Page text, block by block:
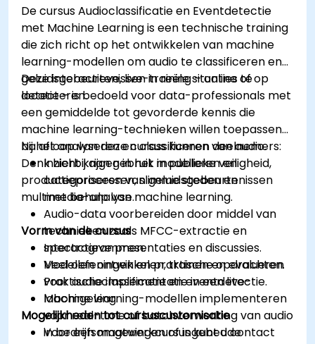
De cursus Audioclassificatie en Eventdetectie
met Machine Learning is een technische training
die zich richt op het ontwikkelen van machine
learning-modellen om audio te classificeren en
geluidsgebeurtenissen in reële situaties te
detecteren.
Deze interactieve, live-training – online of op
locatie – is bedoeld voor data-professionals met
een gemiddelde tot gevorderde kennis die
machine learning-technieken willen toepassen
bij het analyseren en classificeren van audio.
Denk hierbij aan gebruik in publieke veiligheid,
productieprocessen, slimme steden en
multimedia-analyse.
Na afloop van deze cursus kunnen deelnemers:
Inzicht krijgen in het modelleren en
categoriseren van geluidsgebeurtenissen
met behulp van machine learning.
Audio-data voorbereiden door middel van
technieken zoals MFCC-extractie en
spectrogrammen.
Modellen ontwikkelen, trainen en evalueren
voor audioclassificatie en eventdetectie.
Machine learning-modellen implementeren
voor real-time of batchverwerking van audio
in bedrijfsomgevingen of ingebedde
Vorm van de cursus
Interactieve presentaties en discussies.
Veel oefeningen en praktische opdrachten.
Praktische implementatie in een live-
labomgeving.
Mogelijkheden tot cursuscustomisatie
Voor een maatwerkcursus kunt u contact